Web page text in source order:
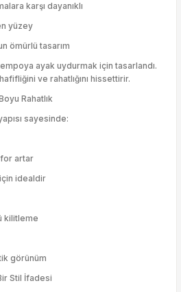
karşı dayanıklı
yüzey
ömürlü tasarım
ayak uydurmak için tasarlandı.
ve rahatlığını hissettirir.
Rahatlık
sayesinde:
artar
idealdir
kilitleme
görünüm
Stil İfadesi